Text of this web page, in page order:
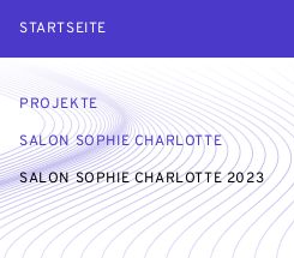
STARTSEITE
PROJEKTE
SALON SOPHIE CHARLOTTE
SALON SOPHIE CHARLOTTE 2023